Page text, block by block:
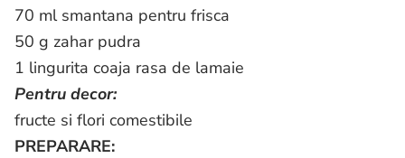
70 ml smantana pentru frisca
50 g zahar pudra
1 lingurita coaja rasa de lamaie
Pentru decor:
fructe si flori comestibile
PREPARARE: